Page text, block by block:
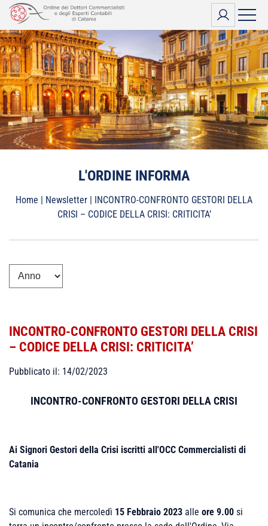
Vai
contenuto
L'ORDINE INFORMA
Home | Newsletter | INCONTRO-CONFRONTO GESTORI DELLA
CRISI – CODICE DELLA CRISI: CRITICITA’
INCONTRO-CONFRONTO GESTORI DELLA CRISI
– CODICE DELLA CRISI: CRITICITA’
Pubblicato il: 14/02/2023
INCONTRO-CONFRONTO GESTORI DELLA CRISI
Ai Signori Gestori della Crisi iscritti all'OCC Commercialisti di
Catania
Si comunica che mercoledì 15 Febbraio 2023 alle ore 9.00 si